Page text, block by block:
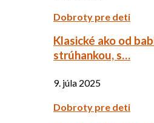
Dobroty pre deti
Klasické ako od
strúhankou, s…
9. júla 2025
Dobroty pre deti